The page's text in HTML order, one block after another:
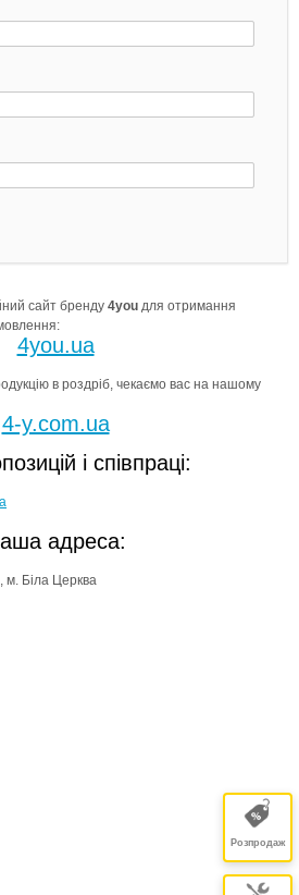
сайт бренду 4you для отримання
4you.ua
в роздріб, чекаємо вас на нашому
4-y.com.ua
і співпраці:
адреса:
м. Біла Церква
Розпродаж